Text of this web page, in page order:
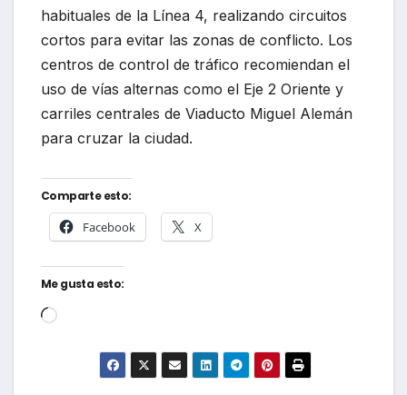
habituales de la Línea 4, realizando circuitos
cortos para evitar las zonas de conflicto. Los
centros de control de tráfico recomiendan el
uso de vías alternas como el Eje 2 Oriente y
carriles centrales de Viaducto Miguel Alemán
para cruzar la ciudad.
Comparte esto:
Facebook X
Me gusta esto:
Cargando...